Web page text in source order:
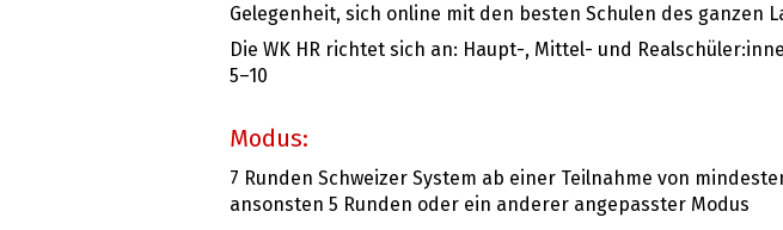
Gelegenheit, sich online mit den besten Schulen des ganzen
Die WK HR richtet sich an: Haupt-, Mittel- und
5–10
Modus:
7 Runden Schweizer System ab einer Teilnahme von
ansonsten 5 Runden oder ein anderer angepasster Modus